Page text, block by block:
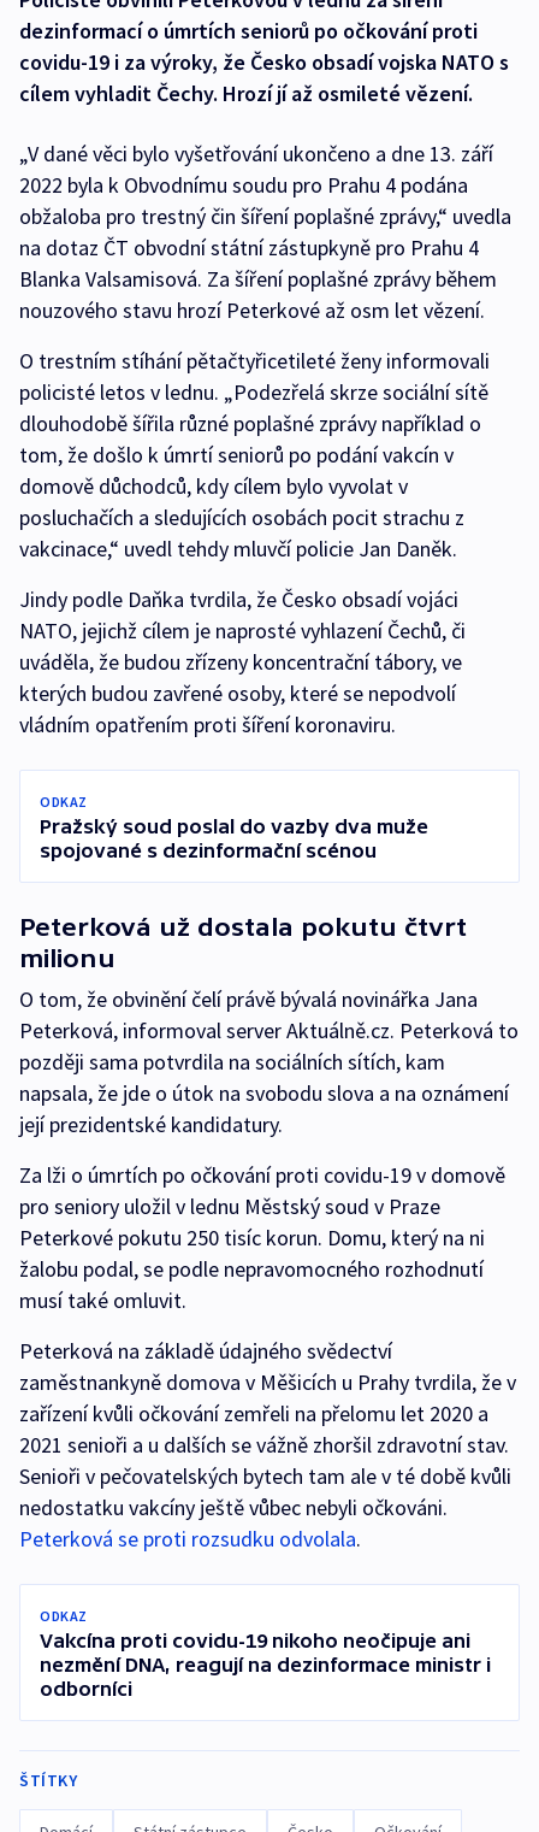
dezinformací o úmrtích seniorů po očkování proti
covidu-19 i za výroky, že Česko obsadí vojska NATO s
cílem vyhladit Čechy. Hrozí jí až osmileté vězení.
„V dané věci bylo vyšetřování ukončeno a dne 13. září
2022 byla k Obvodnímu soudu pro Prahu 4 podána
obžaloba pro trestný čin šíření poplašné zprávy,“ uvedla
na dotaz ČT obvodní státní zástupkyně pro Prahu 4
Blanka Valsamisová. Za šíření poplašné zprávy během
nouzového stavu hrozí Peterkové až osm let vězení.
O trestním stíhání pětačtyřicetileté ženy informovali
policisté letos v lednu. „Podezřelá skrze sociální sítě
dlouhodobě šířila různé poplašné zprávy například o
tom, že došlo k úmrtí seniorů po podání vakcín v
domově důchodců, kdy cílem bylo vyvolat v
posluchačích a sledujících osobách pocit strachu z
vakcinace,“ uvedl tehdy mluvčí policie Jan Daněk.
Jindy podle Daňka tvrdila, že Česko obsadí vojáci
NATO, jejichž cílem je naprosté vyhlazení Čechů, či
uváděla, že budou zřízeny koncentrační tábory, ve
kterých budou zavřené osoby, které se nepodvolí
vládním opatřením proti šíření koronaviru.
ODKAZ
Pražský soud poslal do vazby dva muže
spojované s dezinformační scénou
Peterková už dostala pokutu čtvrt
milionu
O tom, že obvinění čelí právě bývalá novinářka Jana
Peterková, informoval server Aktuálně.cz. Peterková to
později sama potvrdila na sociálních sítích, kam
napsala, že jde o útok na svobodu slova a na oznámení
její prezidentské kandidatury.
Za lži o úmrtích po očkování proti covidu-19 v domově
pro seniory uložil v lednu Městský soud v Praze
Peterkové pokutu 250 tisíc korun. Domu, který na ni
žalobu podal, se podle nepravomocného rozhodnutí
musí také omluvit.
Peterková na základě údajného svědectví
zaměstnankyně domova v Měšicích u Prahy tvrdila, že v
zařízení kvůli očkování zemřeli na přelomu let 2020 a
2021 senioři a u dalších se vážně zhoršil zdravotní stav.
Senioři v pečovatelských bytech tam ale v té době kvůli
nedostatku vakcíny ještě vůbec nebyli očkováni.
Peterková se proti rozsudku odvolala.
ODKAZ
Vakcína proti covidu-19 nikoho neočipuje ani
nezmění DNA, reagují na dezinformace ministr i
odborníci
ŠTÍTKY